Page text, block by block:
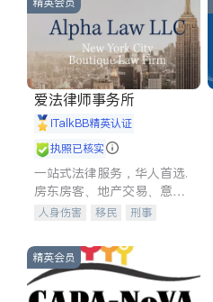
爱法律师事务所
iTalkBB精英认证
执照已核实
一站式法律服务，华人首选.
房东房客、地产交易、意外
伤害、车祸重伤、商业诉
建筑合同、刑事案件全包办
人身伤害 移民
刑事
信托/遗嘱
商业
索赔
律师-其它 保释
精英会员